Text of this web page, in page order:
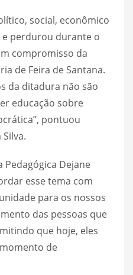
social, econômico
perdurou durante o
compromisso da
de Feira de Santana.
da ditadura não são
educação sobre
pontuou
Dejane
esse tema com
para os nossos
das pessoas que
que hoje, eles
de